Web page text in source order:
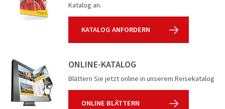
Katalog an.
KATALOG ANFORDERN
ONLINE-KATALOG
Blättern Sie jetzt online in unserem Reisekatalog
ONLINE BLÄTTERN